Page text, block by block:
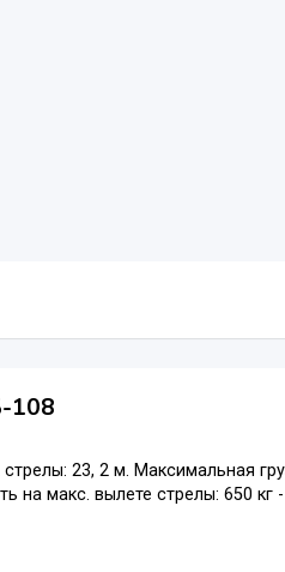
108
23, 2 м. Максимальная
на макс. вылете стрелы: 650